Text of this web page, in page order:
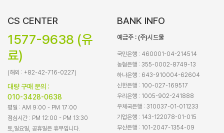
CS CENTER
1577-9638 (유
료)
(해외 : +82-42-716-0227)
대량 구매 문의 :
010-3428-0638
평일 : AM 9:00 - PM 17:00
점심시간 : PM 12:00 - PM 13:30
토,일요일, 공휴일은 휴무입니다.
BANK INFO
예금주 : (주)시드물
국민은행 : 460001-04-214514
농협은행 : 355-0002-8749-13
하나은행 : 643-910004-62604
신한은행 : 100-027-169517
우리은행 : 1005-902-241888
우체국은행 : 310037-01-011233
기업은행 : 143-122078-01-015
부산은행 : 101-2047-1354-09